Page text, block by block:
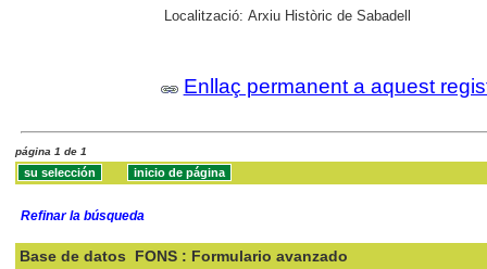
Localització: Arxiu Històric de Sabadell
Enllaç permanent a aquest
página 1 de 1
Refinar la búsqueda
Base de datos FONS : Formulario avanzado